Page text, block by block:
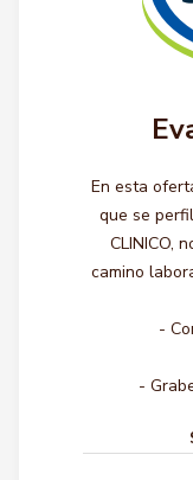
En esta
que se
CLINICO,
camino
-
-